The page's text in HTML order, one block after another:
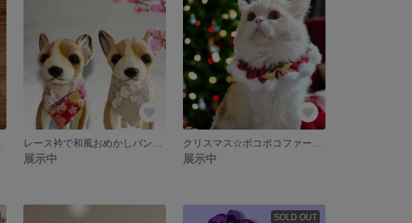
展示中 展示中
SOLD OUT